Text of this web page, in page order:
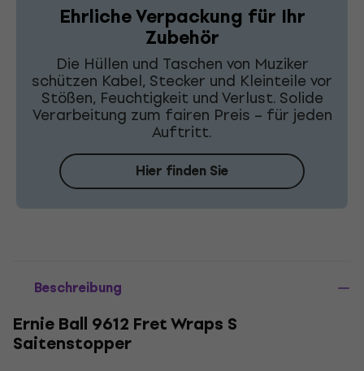
Ehrliche Verpackung für Ihr
Zubehör
Die Hüllen und Taschen von Muziker
schützen Kabel, Stecker und Kleinteile vor
Stößen, Feuchtigkeit und Verlust. Solide
Verarbeitung zum fairen Preis – für jeden
Auftritt.
Hier finden Sie
Beschreibung
Ernie Ball 9612 Fret Wraps S
Saitenstopper